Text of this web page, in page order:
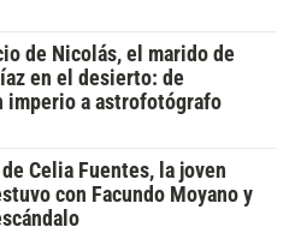
de Nicolás, el marido de
en el desierto: de
imperio a astrofotógrafo
Celia Fuentes, la joven
con Facundo Moyano y